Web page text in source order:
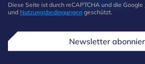
Diese Seite ist durch reCAPTCHA und die Google
und Nutzungsbedingungen geschützt.
Newsletter